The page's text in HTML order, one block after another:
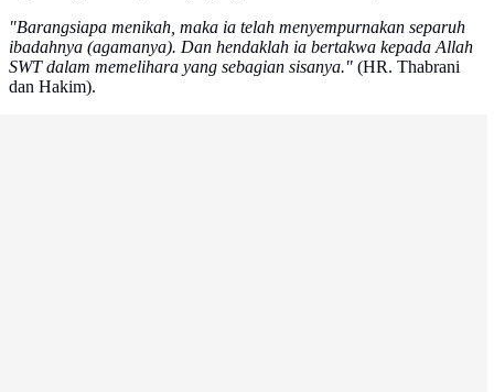
"Barangsiapa menikah, maka ia telah menyempurnakan separuh
ibadahnya (agamanya). Dan hendaklah ia bertakwa kepada Allah
SWT dalam memelihara yang sebagian sisanya." (HR. Thabrani
dan Hakim).